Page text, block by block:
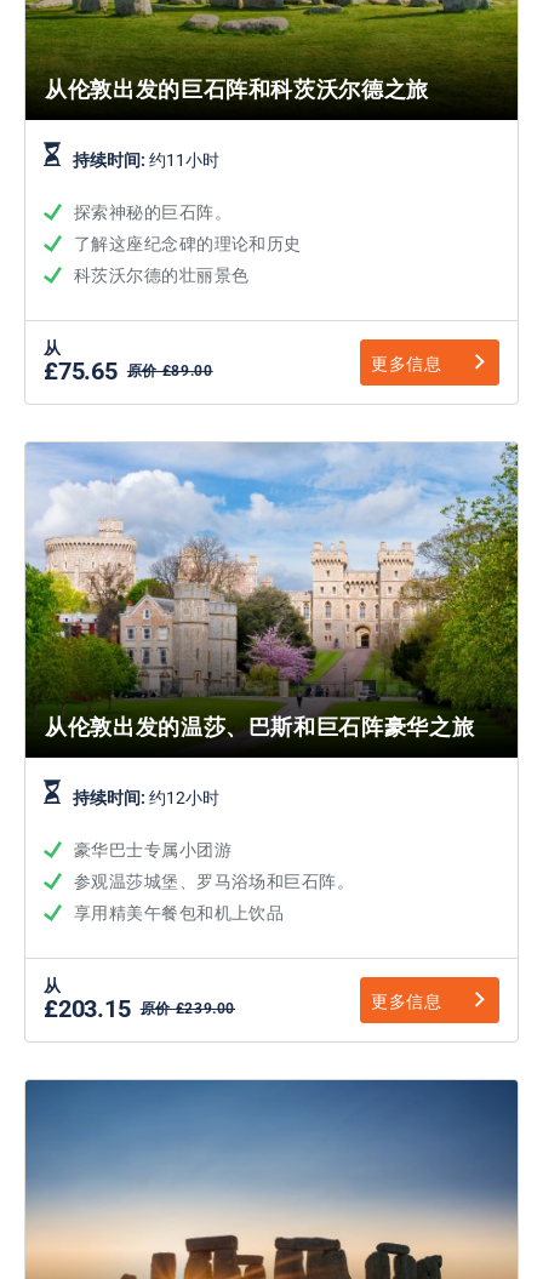
从伦敦出发的巨石阵和科茨沃尔德之旅
持续时间: 约11小时
探索神秘的巨石阵。
了解这座纪念碑的理论和历史
科茨沃尔德的壮丽景色
从
£75.65 原价 £89.00 更多信息
从伦敦出发的温莎、巴斯和巨石阵豪华之旅
持续时间: 约12小时
豪华巴士专属小团游
参观温莎城堡、罗马浴场和巨石阵。
享用精美午餐包和机上饮品
从
£203.15 原价 £239.00 更多信息